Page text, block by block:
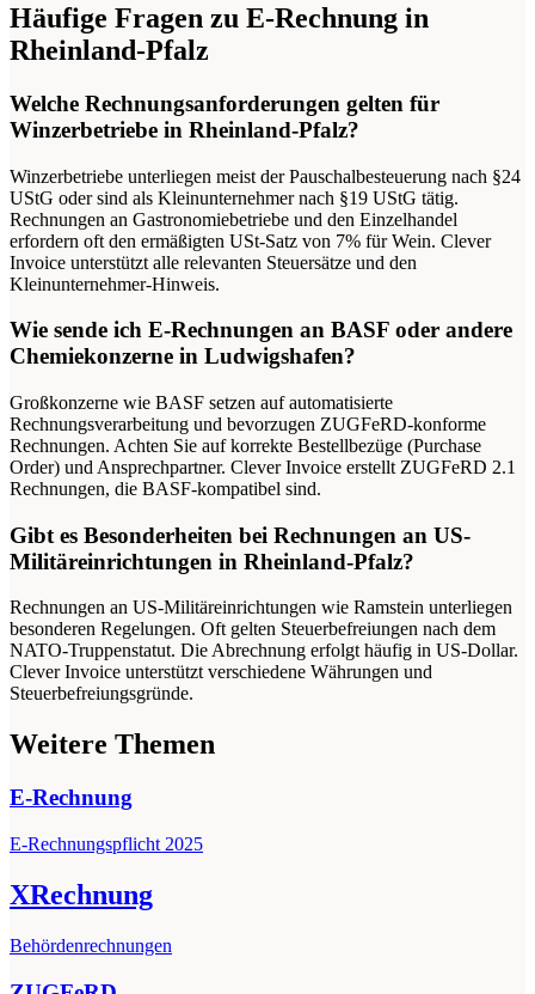
Häufige Fragen zu E-Rechnung in
Rheinland-Pfalz
Welche Rechnungsanforderungen gelten für
Winzerbetriebe in Rheinland-Pfalz?
Winzerbetriebe unterliegen meist der Pauschalbesteuerung nach §24
UStG oder sind als Kleinunternehmer nach §19 UStG tätig.
Rechnungen an Gastronomiebetriebe und den Einzelhandel
erfordern oft den ermäßigten USt-Satz von 7% für Wein. Clever
Invoice unterstützt alle relevanten Steuersätze und den
Kleinunternehmer-Hinweis.
Wie sende ich E-Rechnungen an BASF oder andere
Chemiekonzerne in Ludwigshafen?
Großkonzerne wie BASF setzen auf automatisierte
Rechnungsverarbeitung und bevorzugen ZUGFeRD-konforme
Rechnungen. Achten Sie auf korrekte Bestellbezüge (Purchase
Order) und Ansprechpartner. Clever Invoice erstellt ZUGFeRD 2.1
Rechnungen, die BASF-kompatibel sind.
Gibt es Besonderheiten bei Rechnungen an US-
Militäreinrichtungen in Rheinland-Pfalz?
Rechnungen an US-Militäreinrichtungen wie Ramstein unterliegen
besonderen Regelungen. Oft gelten Steuerbefreiungen nach dem
NATO-Truppenstatut. Die Abrechnung erfolgt häufig in US-Dollar.
Clever Invoice unterstützt verschiedene Währungen und
Steuerbefreiungsgründe.
Weitere Themen
E-Rechnung
E-Rechnungspflicht 2025
XRechnung
Behördenrechnungen